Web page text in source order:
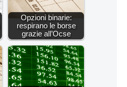
Opzioni binarie:
respirano le borse
grazie all’Ocse